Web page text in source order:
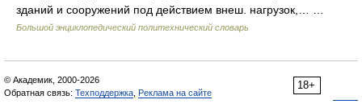
зданий и сооружений под действием внеш. нагрузок,… …
Большой энциклопедический политехнический словарь
18+
© Академик, 2000-2026
Обратная связь: Техподдержка Реклама на сайте